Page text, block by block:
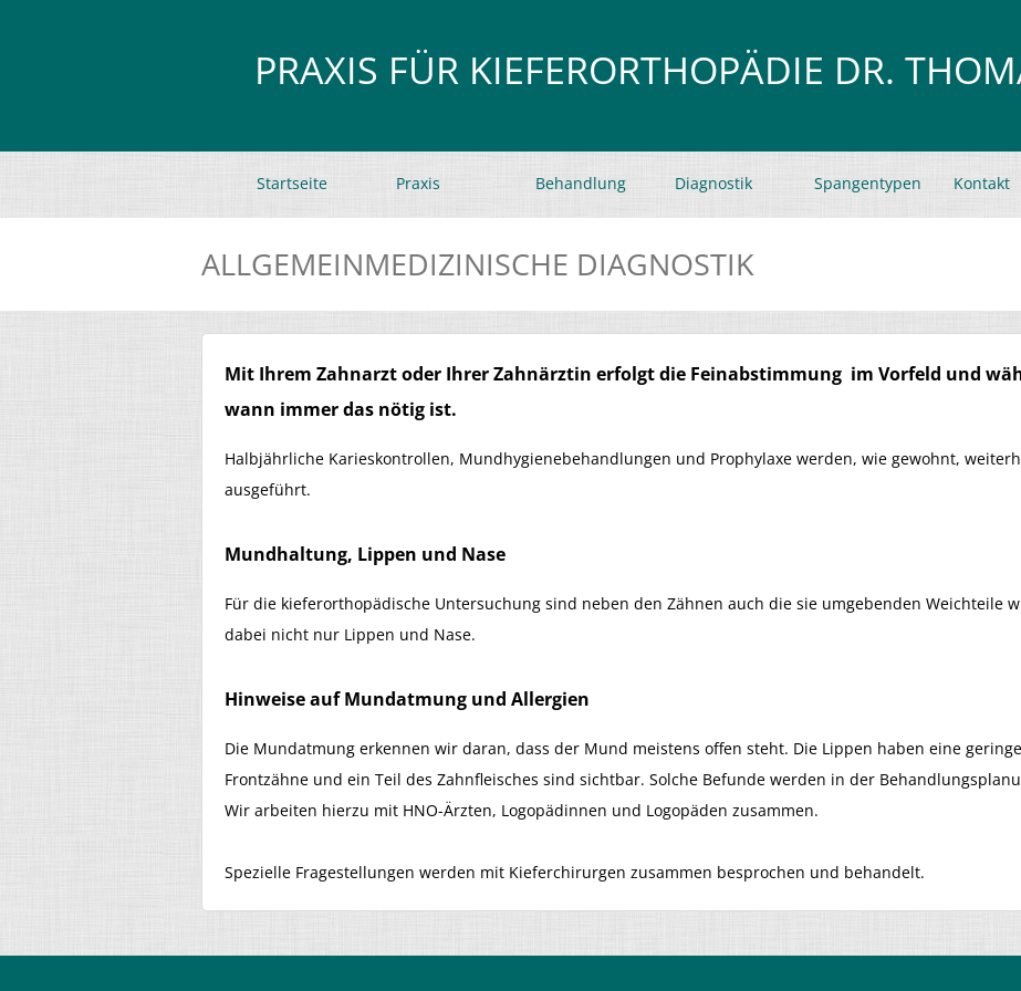
PRAXIS FÜR KIEFERORTHOPÄDIE DR.
Startseite Praxis Behandlung Diagnostik Spangentypen Kontakt
ALLGEMEINMEDIZINISCHE DIAGNOSTIK
Mit Ihrem Zahnarzt oder Ihrer Zahnärztin erfolgt die Feinabstimmung im Vorfeld und
wann immer das nötig ist.
Halbjährliche Karieskontrollen, Mundhygienebehandlungen und Prophylaxe werden, wie gewohnt,
ausgeführt.
Mundhaltung, Lippen und Nase
Für die kieferorthopädische Untersuchung sind neben den Zähnen auch die sie umgebenden Weichteile
dabei nicht nur Lippen und Nase.
Hinweise auf Mundatmung und Allergien
Die Mundatmung erkennen wir daran, dass der Mund meistens offen steht. Die Lippen haben eine
Frontzähne und ein Teil des Zahnfleisches sind sichtbar. Solche Befunde werden in der
Wir arbeiten hierzu mit HNO-Ärzten, Logopädinnen und Logopäden zusammen.
Spezielle Fragestellungen werden mit Kieferchirurgen zusammen besprochen und behandelt.